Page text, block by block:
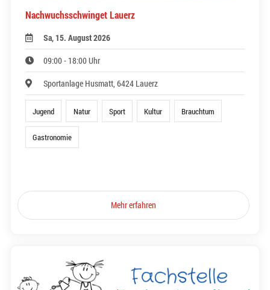
Nachwuchsschwinget Lauerz
Sa, 15. August 2026
09:00 - 18:00 Uhr
Sportanlage Husmatt, 6424 Lauerz
Jugend Natur Sport Kultur Brauchtum
Gastronomie
Mehr erfahren